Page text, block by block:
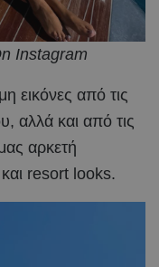
Instagram
εικόνες από τις
αλλά και από τις
αρκετή
resort looks.